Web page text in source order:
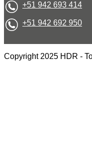
+51 942 693 414
+51 942 692 950
Copyright 2025 HDR -